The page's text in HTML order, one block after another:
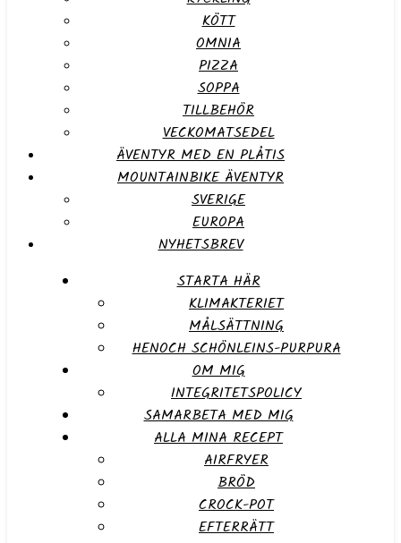
KÖTT
OMNIA
PIZZA
SOPPA
TILLBEHÖR
VECKOMATSEDEL
ÄVENTYR MED EN PLÅTIS
MOUNTAINBIKE ÄVENTYR
SVERIGE
EUROPA
NYHETSBREV
STARTA HÄR
KLIMAKTERIET
MÅLSÄTTNING
HENOCH SCHÖNLEINS-PURPURA
OM MIG
INTEGRITETSPOLICY
SAMARBETA MED MIG
ALLA MINA RECEPT
AIRFRYER
BRÖD
CROCK-POT
EFTERRÄTT